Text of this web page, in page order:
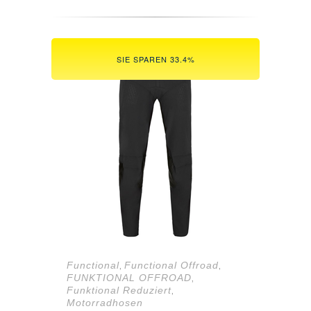
SIE SPAREN 33.4%
Functional, Functional Offroad,
FUNKTIONAL OFFROAD,
Funktional Reduziert,
Motorradhosen